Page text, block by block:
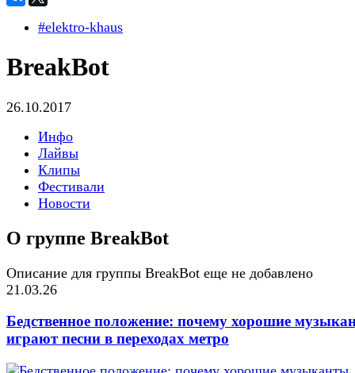
#elektro-khaus
BreakBot
26.10.2017
Инфо
Лайвы
Клипы
Фестивали
Новости
О группе BreakBot
Описание для группы BreakBot еще не добавлено
21.03.26
Бедственное положение: почему хорошие
играют песни в переходах метро